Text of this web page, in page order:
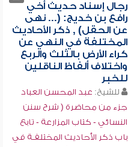
رجال إسناد حديث أخي
رافع بن خديج: (... نهى
عن الحقل) , ذكر الأحاديث
المختلفة في النهي عن
كراء الأرض بالثلث والربع
واختلاف ألفاظ الناقلين
للخبر
للشيخ: عبد المحسن العباد
جزء من محاضرة ( شرح سنن
النسائي - كتاب المزارعة - تابع
باب ذكر الأحاديث المختلفـة في